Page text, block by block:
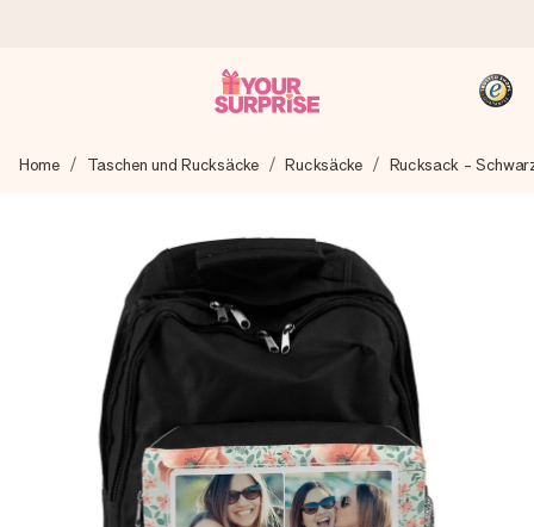
Wir bereiten dein Geschenk sorgfältig vor und schicken es
4,8 (basierend auf +15.000 Bewertungen)
Unsere Geschenke begeistern. Kunden bewerten uns mit
4,8 bei Google Reviews (Gesamtergebnis aller Länder, in
die wir versenden).
+49 39292 929695
Home Taschen und Rucksäcke Rucksäcke Rucksack -